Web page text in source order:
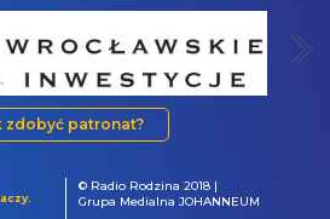
zdobyć patronat?
© Radio Rodzina 2018 |
Grupa Medialna JOHANNEUM